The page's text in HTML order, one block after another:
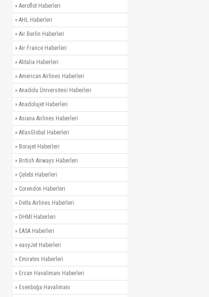
» Aeroflot Haberleri
» AHL Haberleri
» Air Berlin Haberleri
» Air France Haberleri
» Alitalia Haberleri
» American Airlines Haberleri
» Anadolu Üniversitesi Haberleri
» Anadolujet Haberleri
» Asiana Airlines Haberleri
» AtlasGlobal Haberleri
» Borajet Haberleri
» British Airways Haberleri
» Çelebi Haberleri
» Corendon Haberleri
» Delta Airlines Haberleri
» DHMİ Haberleri
» EASA Haberleri
» easyJet Haberleri
» Emirates Haberleri
» Ercan Havalimanı Haberleri
» Esenboğa Havalimanı